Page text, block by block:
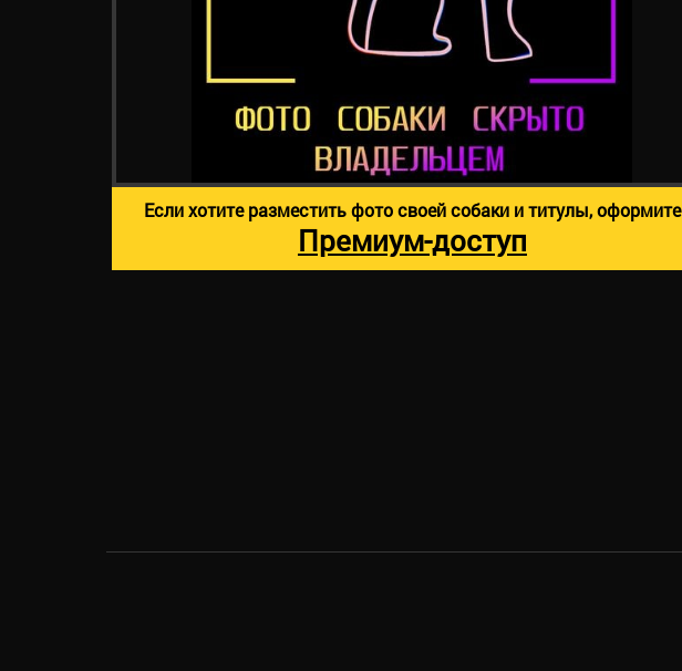
Если хотите разместить фото своей собаки и титулы, оформите
Премиум-доступ